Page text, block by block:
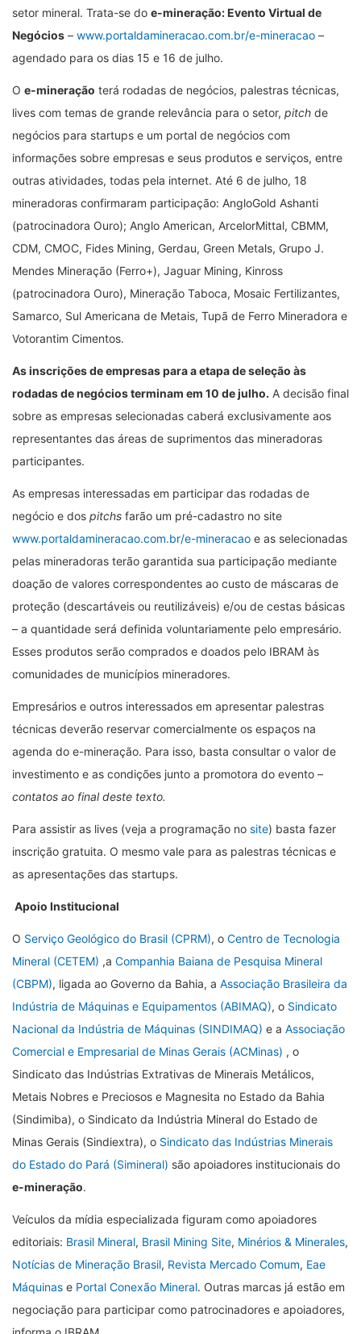
setor mineral. Trata-se do e-mineração: Evento Virtual de
Negócios – www.portaldamineracao.com.br/e-mineracao –
agendado para os dias 15 e 16 de julho.
O e-mineração terá rodadas de negócios, palestras técnicas,
lives com temas de grande relevância para o setor, pitch de
negócios para startups e um portal de negócios com
informações sobre empresas e seus produtos e serviços, entre
outras atividades, todas pela internet. Até 6 de julho, 18
mineradoras confirmaram participação: AngloGold Ashanti
(patrocinadora Ouro); Anglo American, ArcelorMittal, CBMM,
CDM, CMOC, Fides Mining, Gerdau, Green Metals, Grupo J.
Mendes Mineração (Ferro+), Jaguar Mining, Kinross
(patrocinadora Ouro), Mineração Taboca, Mosaic Fertilizantes,
Samarco, Sul Americana de Metais, Tupã de Ferro Mineradora e
Votorantim Cimentos.
As inscrições de empresas para a etapa de seleção às
rodadas de negócios terminam em 10 de julho. A decisão final
sobre as empresas selecionadas caberá exclusivamente aos
representantes das áreas de suprimentos das mineradoras
participantes.
As empresas interessadas em participar das rodadas de
negócio e dos pitchs farão um pré-cadastro no site
www.portaldamineracao.com.br/e-mineracao e as selecionadas
pelas mineradoras terão garantida sua participação mediante
doação de valores correspondentes ao custo de máscaras de
proteção (descartáveis ou reutilizáveis) e/ou de cestas básicas
– a quantidade será definida voluntariamente pelo empresário.
Esses produtos serão comprados e doados pelo IBRAM às
comunidades de municípios mineradores.
Empresários e outros interessados em apresentar palestras
técnicas deverão reservar comercialmente os espaços na
agenda do e-mineração. Para isso, basta consultar o valor de
investimento e as condições junto a promotora do evento –
contatos ao final deste texto.
Para assistir as lives (veja a programação no site) basta fazer
inscrição gratuita. O mesmo vale para as palestras técnicas e
as apresentações das startups.
Apoio Institucional
O Serviço Geológico do Brasil (CPRM), o Centro de Tecnologia
Mineral (CETEM) ,a Companhia Baiana de Pesquisa Mineral
(CBPM), ligada ao Governo da Bahia, a Associação Brasileira da
Indústria de Máquinas e Equipamentos (ABIMAQ), o Sindicato
Nacional da Indústria de Máquinas (SINDIMAQ) e a Associação
Comercial e Empresarial de Minas Gerais (ACMinas) , o
Sindicato das Indústrias Extrativas de Minerais Metálicos,
Metais Nobres e Preciosos e Magnesita no Estado da Bahia
(Sindimiba), o Sindicato da Indústria Mineral do Estado de
Minas Gerais (Sindiextra), o Sindicato das Indústrias Minerais
do Estado do Pará (Simineral) são apoiadores institucionais do
e-mineração.
Veículos da mídia especializada figuram como apoiadores
editoriais: Brasil Mineral, Brasil Mining Site, Minérios & Minerales,
Notícias de Mineração Brasil, Revista Mercado Comum, Eae
Máquinas e Portal Conexão Mineral. Outras marcas já estão em
negociação para participar como patrocinadores e apoiadores,